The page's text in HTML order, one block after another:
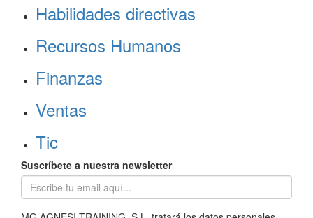
Habilidades directivas
Recursos Humanos
Finanzas
Ventas
Tic
Suscríbete a nuestra newsletter